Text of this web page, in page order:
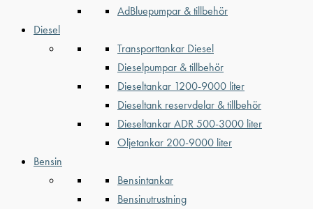
AdBluepumpar & tillbehör
Diesel
Transporttankar Diesel
Dieselpumpar & tillbehör
Dieseltankar 1200-9000 liter
Dieseltank reservdelar & tillbehör
Dieseltankar ADR 500-3000 liter
Oljetankar 200-9000 liter
Bensin
Bensintankar
Bensinutrustning